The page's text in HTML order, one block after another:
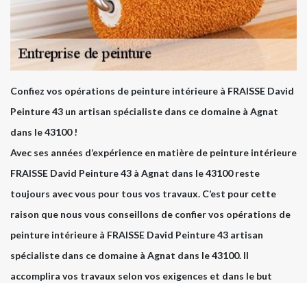
Confiez vos opérations de peinture intérieure à FRAISSE David
Peinture 43 un artisan spécialiste dans ce domaine à Agnat
dans le 43100 !
Avec ses années d’expérience en matière de peinture intérieure
FRAISSE David Peinture 43 à Agnat dans le 43100 reste
toujours avec vous pour tous vos travaux. C’est pour cette
raison que nous vous conseillons de confier vos opérations de
peinture intérieure à FRAISSE David Peinture 43 artisan
spécialiste dans ce domaine à Agnat dans le 43100. Il
accomplira vos travaux selon vos exigences et dans le but